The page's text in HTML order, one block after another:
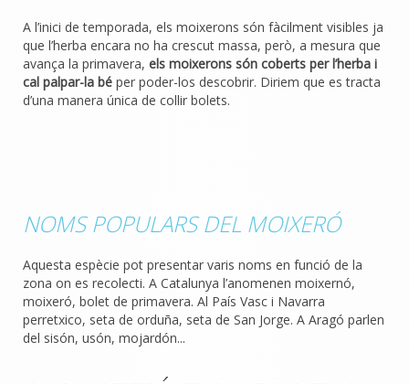
A l’inici de temporada, els moixerons són fàcilment visibles ja
que l’herba encara no ha crescut massa, però, a mesura que
avança la primavera, els moixerons són coberts per l’herba i
cal palpar-la bé per poder-los descobrir. Diriem que es tracta
d’una manera única de collir bolets.
NOMS POPULARS DEL MOIXERÓ
Aquesta espècie pot presentar varis noms en funció de la
zona on es recolecti. A Catalunya l’anomenen moixernó,
moixeró, bolet de primavera. Al País Vasc i Navarra
perretxico, seta de orduña, seta de San Jorge. A Aragó parlen
del sisón, usón, mojardón...